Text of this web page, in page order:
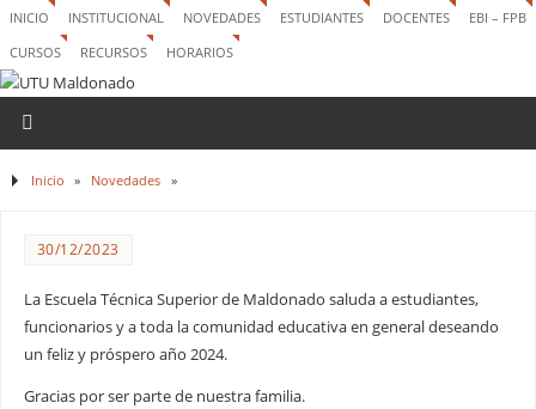
INICIO INSTITUCIONAL NOVEDADES ESTUDIANTES DOCENTES
EBI – FPB
CURSOS
RECURSOS HORARIOS
Inicio » Novedades »
30/12/2023
La Escuela Técnica Superior de Maldonado saluda a estudiantes,
funcionarios y a toda la comunidad educativa en general deseando
un feliz y próspero año 2024.
Gracias por ser parte de nuestra familia.